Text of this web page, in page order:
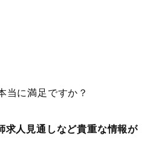
当に満足ですか？
求人見通しなど貴重な情報が